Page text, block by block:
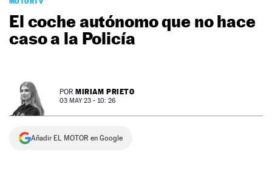
El coche autónomo que no hace
caso a la Policía
POR MIRIAM PRIETO
03 MAY 23 - 10: 26
Añadir EL MOTOR en Google